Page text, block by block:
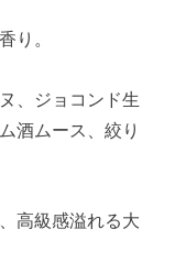
り。
、ジョコンド生
酒ムース、絞り
高級感溢れる大